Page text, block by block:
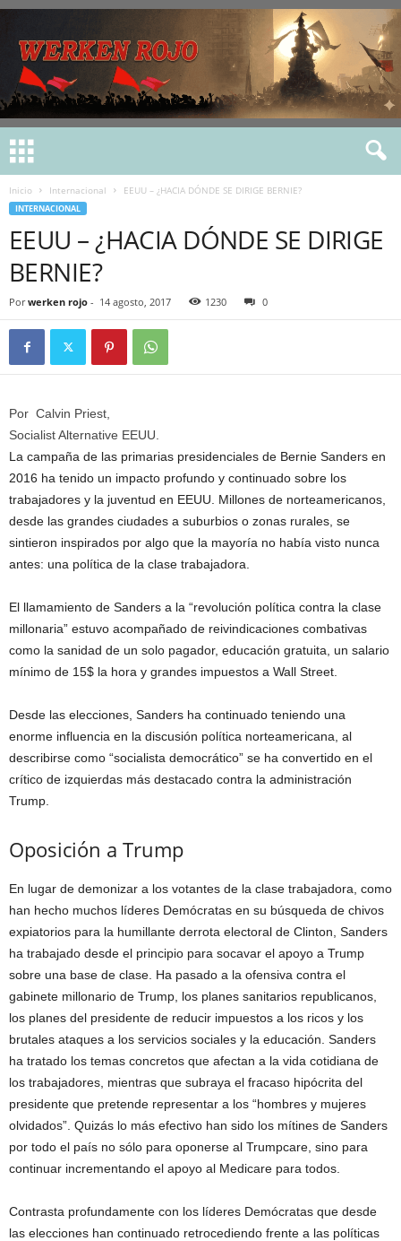
Inicio Internacional EEUU – ¿HACIA DÓNDE SE DIRIGE BERNIE?
INTERNACIONAL
EEUU – ¿HACIA DÓNDE SE DIRIGE
BERNIE?
Por werken rojo - 14 agosto, 2017 1230 0
Por Calvin Priest,
Socialist Alternative EEUU.
La campaña de las primarias presidenciales de Bernie Sanders en
2016 ha tenido un impacto profundo y continuado sobre los
trabajadores y la juventud en EEUU. Millones de norteamericanos,
desde las grandes ciudades a suburbios o zonas rurales, se
sintieron inspirados por algo que la mayoría no había visto nunca
antes: una política de la clase trabajadora.
El llamamiento de Sanders a la “revolución política contra la clase
millonaria” estuvo acompañado de reivindicaciones combativas
como la sanidad de un solo pagador, educación gratuita, un salario
mínimo de 15$ la hora y grandes impuestos a Wall Street.
Desde las elecciones, Sanders ha continuado teniendo una
enorme influencia en la discusión política norteamericana, al
describirse como “socialista democrático” se ha convertido en el
crítico de izquierdas más destacado contra la administración
Trump.
Oposición a Trump
En lugar de demonizar a los votantes de la clase trabajadora, como
han hecho muchos líderes Demócratas en su búsqueda de chivos
expiatorios para la humillante derrota electoral de Clinton, Sanders
ha trabajado desde el principio para socavar el apoyo a Trump
sobre una base de clase. Ha pasado a la ofensiva contra el
gabinete millonario de Trump, los planes sanitarios republicanos,
los planes del presidente de reducir impuestos a los ricos y los
brutales ataques a los servicios sociales y la educación. Sanders
ha tratado los temas concretos que afectan a la vida cotidiana de
los trabajadores, mientras que subraya el fracaso hipócrita del
presidente que pretende representar a los “hombres y mujeres
olvidados”. Quizás lo más efectivo han sido los mítines de Sanders
por todo el país no sólo para oponerse al Trumpcare, sino para
continuar incrementando el apoyo al Medicare para todos.
Contrasta profundamente con los líderes Demócratas que desde
las elecciones han continuado retrocediendo frente a las políticas